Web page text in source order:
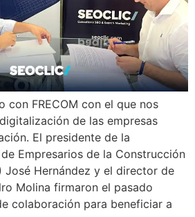
con FRECOM con el que nos
de las empresas
El presidente de la
Empresarios de la Construcción
José Hernández y el director de
Molina firmaron el pasado
colaboración para beneficiar a